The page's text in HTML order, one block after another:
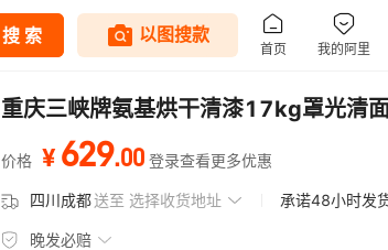
重庆三峡牌氨基烘干清漆17kg罩光清
价格 ¥ 629.00 登录查看更多优惠
四川成都送至 选择收货地址 承诺48小时发
晚发必赔